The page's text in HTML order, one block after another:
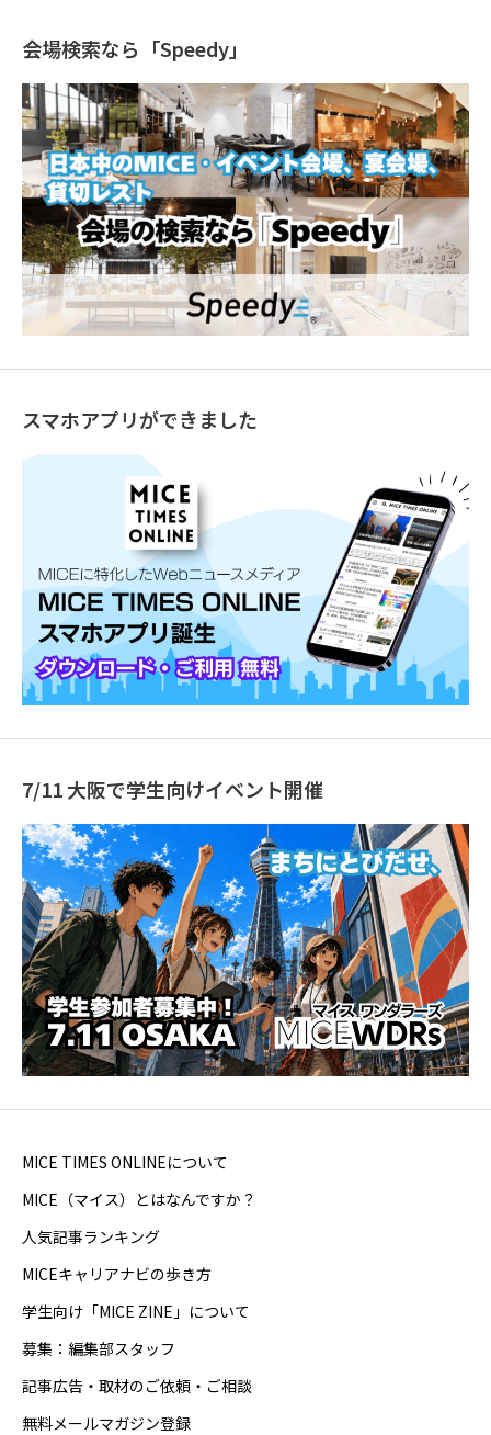
会場検索なら「Speedy」
スマホアプリができました
7/11 大阪で学生向けイベント開催
MICE TIMES ONLINEについて
MICE（マイス）とはなんですか？
人気記事ランキング
MICEキャリアナビの歩き方
学生向け「MICE ZINE」について
募集：編集部スタッフ
記事広告・取材のご依頼・ご相談
無料メールマガジン登録